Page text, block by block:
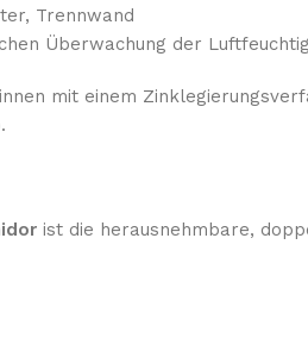
Trennwand
Überwachung der
mit einem
ist die herausnehmbare,